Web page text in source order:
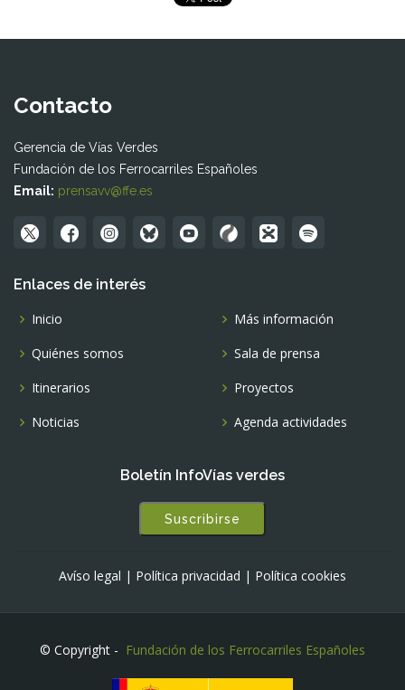
Contacto
Gerencia de Vías Verdes
Fundación de los Ferrocarriles Españoles
Email: prensavv@ffe.es
Enlaces de interés
Inicio
Quiénes somos
Itinerarios
Noticias
Más información
Sala de prensa
Proyectos
Agenda actividades
Boletín InfoVías verdes
Suscribirse
Avíso legal | Política privacidad | Política cookies
© Copyright - Fundación de los Ferrocarriles Españoles